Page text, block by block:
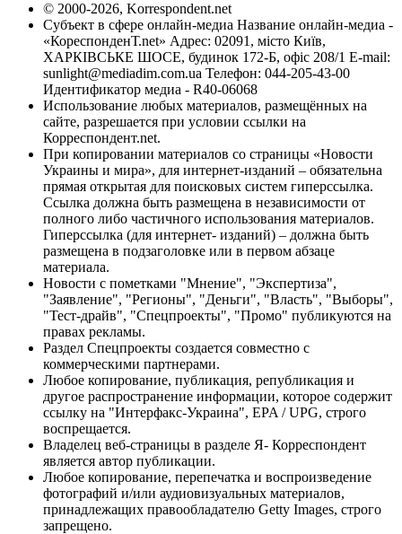
© 2000-2026, Korrespondent.net
Субъект в сфере онлайн-медиа Название онлайн-медиа -
«КореспонденТ.net» Адрес: 02091, місто Київ,
ХАРКІВСЬКЕ ШОСЕ, будинок 172-Б, офіс 208/1 E-mail:
sunlight@mediadim.com.ua Телефон: 044-205-43-00
Идентификатор медиа - R40-06068
Использование любых материалов, размещённых на
сайте, разрешается при условии ссылки на
Корреспондент.net.
При копировании материалов со страницы «Новости
Украины и мира», для интернет-изданий – обязательна
прямая открытая для поисковых систем гиперссылка.
Ссылка должна быть размещена в независимости от
полного либо частичного использования материалов.
Гиперссылка (для интернет- изданий) – должна быть
размещена в подзаголовке или в первом абзаце
материала.
Новости с пометками "Мнение", "Экспертиза",
"Заявление", "Регионы", "Деньги", "Власть", "Выборы",
"Тест-драйв", "Спецпроекты", "Промо" публикуются на
правах рекламы.
Раздел Спецпроекты создается совместно с
коммерческими партнерами.
Любое копирование, публикация, републикация и
другое распространение информации, которое содержит
ссылку на "Интерфакс-Украина", EPA / UPG, строго
воспрещается.
Владелец веб-страницы в разделе Я- Корреспондент
является автор публикации.
Любое копирование, перепечатка и воспроизведение
фотографий и/или аудиовизуальных материалов,
принадлежащих правообладателю Getty Images, строго
запрещено.